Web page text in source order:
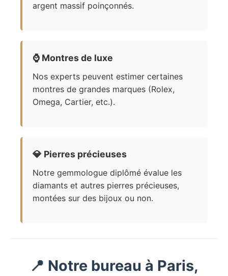
argent massif poinçonnés.
⌚ Montres de luxe
Nos experts peuvent estimer certaines
montres de grandes marques (Rolex,
Omega, Cartier, etc.).
💎 Pierres précieuses
Notre gemmologue diplômé évalue les
diamants et autres pierres précieuses,
montées sur des bijoux ou non.
📍 Notre bureau à Paris,